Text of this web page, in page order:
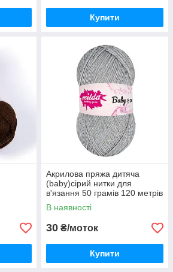
Купити
Акрилова пряжа дитяча
(baby)сірий нитки для
в'язання 50 грамів 120 метрів
В наявності
30 ₴/моток
Купити